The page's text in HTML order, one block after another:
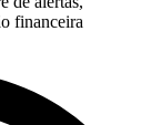
financeira